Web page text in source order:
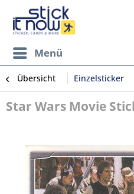
Menü
Übersicht Einzelsticker
Star Wars Movie